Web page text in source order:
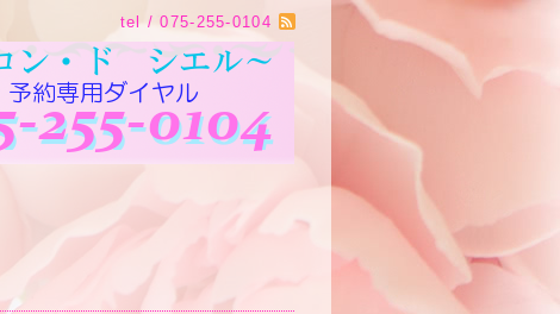
tel / 075-255-0104